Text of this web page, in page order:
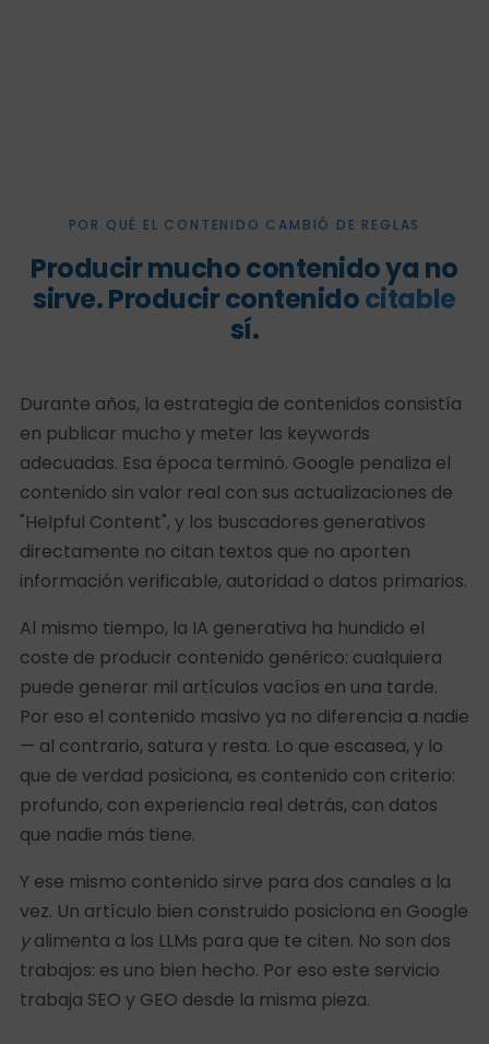
POR QUÉ EL CONTENIDO CAMBIÓ DE REGLAS
Producir mucho contenido ya no
sirve. Producir contenidocitable
sí.
Durante años, la estrategia de contenidos consistía
en publicar mucho y meter las keywords
adecuadas. Esa época terminó. Google penaliza el
contenido sin valor real con sus actualizaciones de
"Helpful Content", y los buscadores generativos
directamente no citan textos que no aporten
información verificable, autoridad o datos primarios.
Al mismo tiempo, la IA generativa ha hundido el
coste de producir contenido genérico: cualquiera
puede generar mil artículos vacíos en una tarde.
Por eso el contenido masivo ya no diferencia a nadie
— al contrario, satura y resta. Lo que escasea, y lo
que de verdad posiciona, es contenido con criterio:
profundo, con experiencia real detrás, con datos
que nadie más tiene.
Y ese mismo contenido sirve para dos canales a la
vez. Un artículo bien construido posiciona en Google
yalimenta a los LLMs para que te citen. No son dos
trabajos: es uno bien hecho. Por eso este servicio
trabaja SEO y GEO desde la misma pieza.